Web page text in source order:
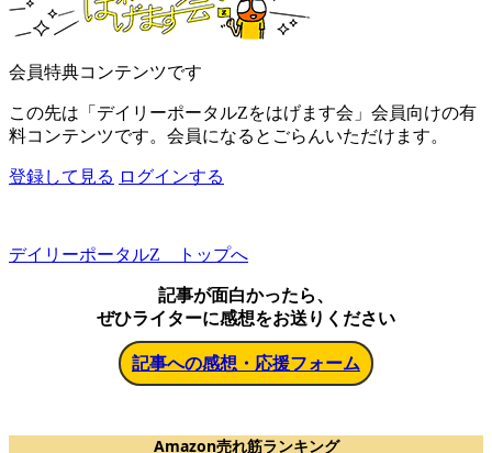
会員特典コンテンツです
この先は「デイリーポータルZをはげます会」会員向けの有
料コンテンツです。会員になるとごらんいただけます。
登録して見る ログインする
デイリーポータルZ トップへ
記事が面白かったら、
ぜひライターに感想をお送りください
記事への感想・応援フォーム
Amazon売れ筋ランキング